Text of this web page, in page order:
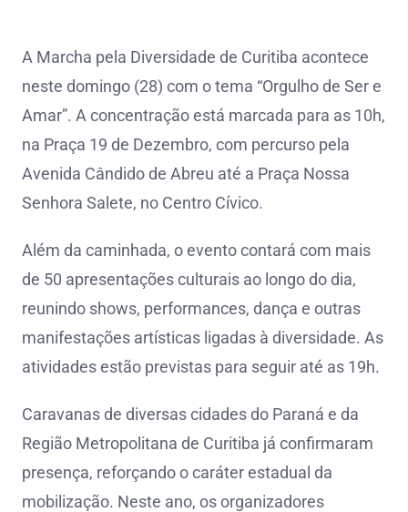
A Marcha pela Diversidade de Curitiba acontece
neste domingo (28) com o tema “Orgulho de Ser e
Amar”. A concentração está marcada para as 10h,
na Praça 19 de Dezembro, com percurso pela
Avenida Cândido de Abreu até a Praça Nossa
Senhora Salete, no Centro Cívico.
Além da caminhada, o evento contará com mais
de 50 apresentações culturais ao longo do dia,
reunindo shows, performances, dança e outras
manifestações artísticas ligadas à diversidade. As
atividades estão previstas para seguir até as 19h.
Caravanas de diversas cidades do Paraná e da
Região Metropolitana de Curitiba já confirmaram
presença, reforçando o caráter estadual da
mobilização. Neste ano, os organizadores